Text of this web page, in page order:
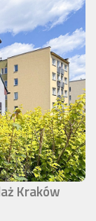
Kraków